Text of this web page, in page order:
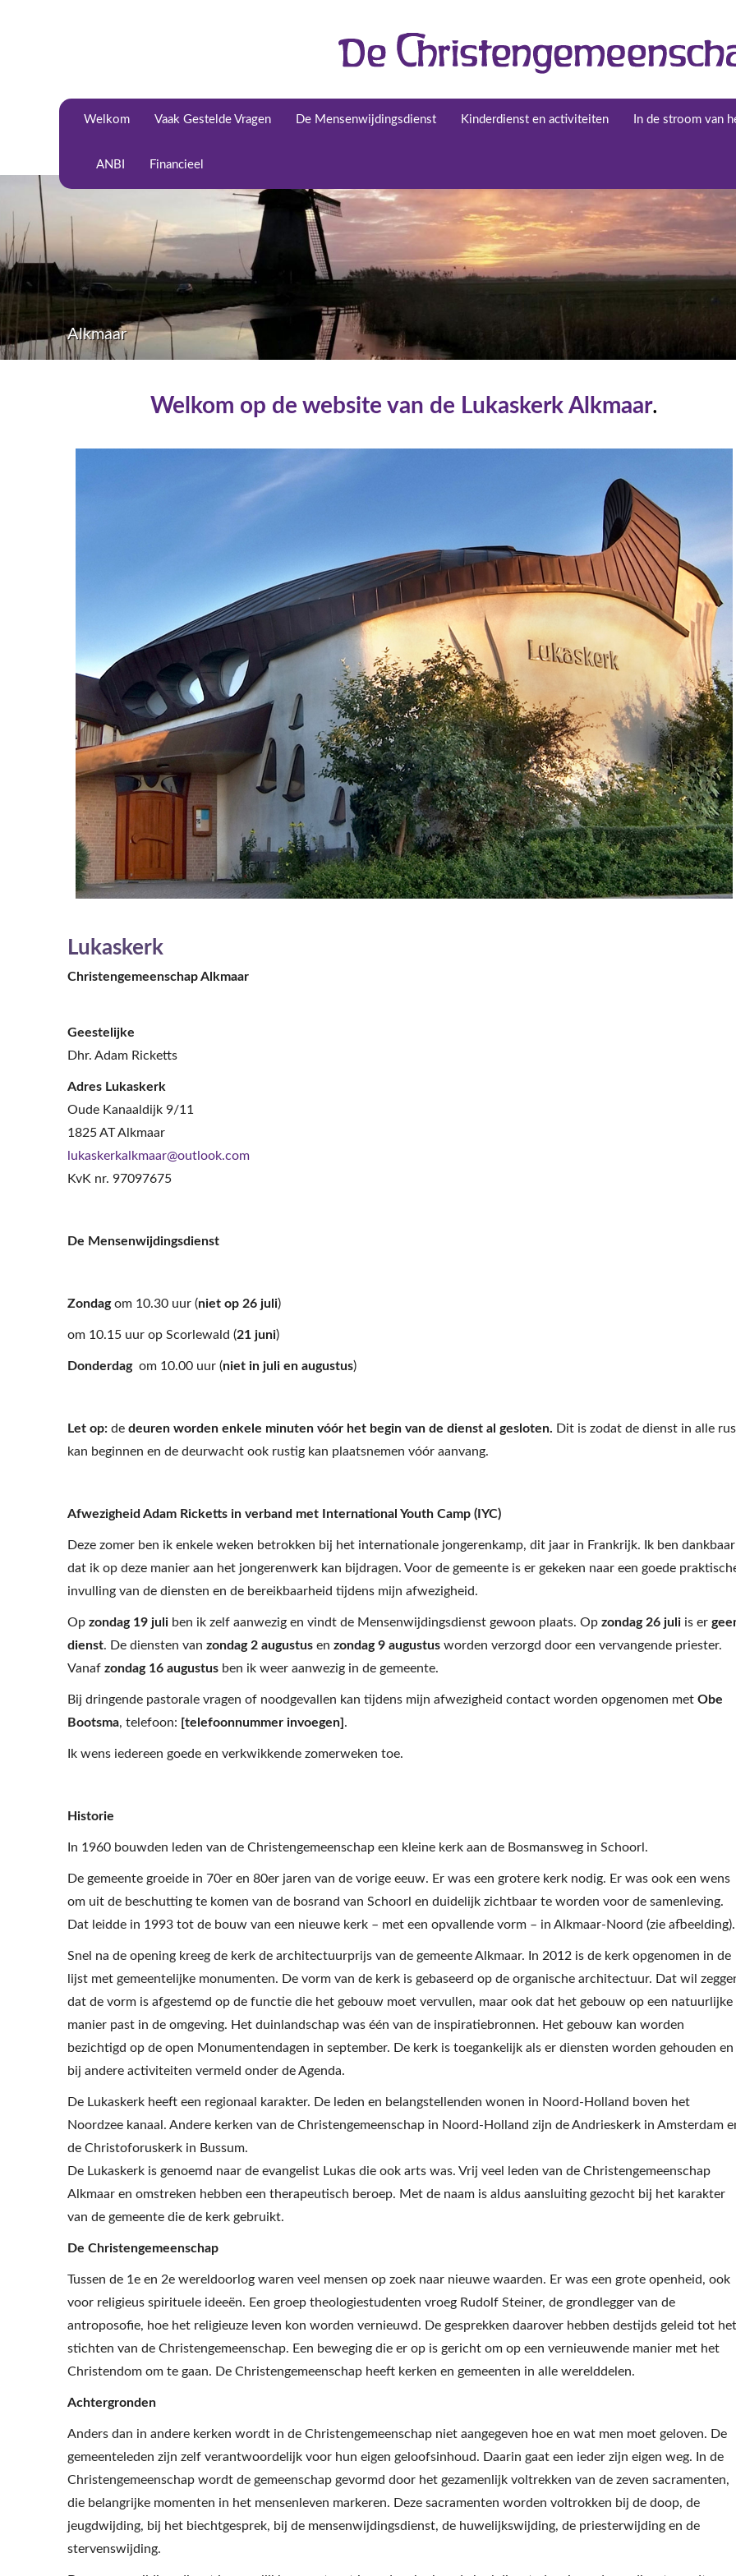
Welkom Vaak Gestelde Vragen De Mensenwijdingsdienst Kinderdienst en activiteiten In de stroom van
ANBI Financieel
Alkmaar
Welkom op de website van de Lukaskerk Alkmaar.
Lukaskerk
Christengemeenschap Alkmaar
Geestelijke
Dhr. Adam Ricketts
Adres Lukaskerk
Oude Kanaaldijk 9/11
1825 AT Alkmaar
lukaskerkalkmaar@outlook.com
KvK nr. 97097675
De Mensenwijdingsdienst
Zondag om 10.30 uur (niet op 26 juli)
om 10.15 uur op Scorlewald (21 juni)
Donderdag om 10.00 uur (niet in juli en augustus)
Let op: de deuren worden enkele minuten vóór het begin van de dienst al gesloten. Dit is zodat de dienst in alle
kan beginnen en de deurwacht ook rustig kan plaatsnemen vóór aanvang.
Afwezigheid Adam Ricketts in verband met International Youth Camp (IYC)
Deze zomer ben ik enkele weken betrokken bij het internationale jongerenkamp, dit jaar in Frankrijk. Ik ben dankbaar
dat ik op deze manier aan het jongerenwerk kan bijdragen. Voor de gemeente is er gekeken naar een goede
invulling van de diensten en de bereikbaarheid tijdens mijn afwezigheid.
Op zondag 19 juli ben ik zelf aanwezig en vindt de Mensenwijdingsdienst gewoon plaats. Op zondag 26 juli is er
dienst. De diensten van zondag 2 augustus en zondag 9 augustus worden verzorgd door een vervangende priester.
Vanaf zondag 16 augustus ben ik weer aanwezig in de gemeente.
Bij dringende pastorale vragen of noodgevallen kan tijdens mijn afwezigheid contact worden opgenomen met Obe
Bootsma, telefoon: [telefoonnummer invoegen] .
Ik wens iedereen goede en verkwikkende zomerweken toe.
Historie
In 1960 bouwden leden van de Christengemeenschap een kleine kerk aan de Bosmansweg in Schoorl.
De gemeente groeide in 70er en 80er jaren van de vorige eeuw. Er was een grotere kerk nodig. Er was ook een wens
om uit de beschutting te komen van de bosrand van Schoorl en duidelijk zichtbaar te worden voor de samenleving.
Dat leidde in 1993 tot de bouw van een nieuwe kerk – met een opvallende vorm – in Alkmaar-Noord (zie afbeelding).
Snel na de opening kreeg de kerk de architectuurprijs van de gemeente Alkmaar. In 2012 is de kerk opgenomen in de
lijst met gemeentelijke monumenten. De vorm van de kerk is gebaseerd op de organische architectuur. Dat wil
dat de vorm is afgestemd op de functie die het gebouw moet vervullen, maar ook dat het gebouw op een natuurlijke
manier past in de omgeving. Het duinlandschap was één van de inspiratiebronnen. Het gebouw kan worden
bezichtigd op de open Monumentendagen in september. De kerk is toegankelijk als er diensten worden gehouden en
bij andere activiteiten vermeld onder de Agenda.
De Lukaskerk heeft een regionaal karakter. De leden en belangstellenden wonen in Noord-Holland boven het
Noordzee kanaal. Andere kerken van de Christengemeenschap in Noord-Holland zijn de Andrieskerk in Amsterdam
de Christoforuskerk in Bussum.
De Lukaskerk is genoemd naar de evangelist Lukas die ook arts was. Vrij veel leden van de Christengemeenschap
Alkmaar en omstreken hebben een therapeutisch beroep. Met de naam is aldus aansluiting gezocht bij het karakter
van de gemeente die de kerk gebruikt.
De Christengemeenschap
Tussen de 1e en 2e wereldoorlog waren veel mensen op zoek naar nieuwe waarden. Er was een grote openheid, ook
voor religieus spirituele ideeën. Een groep theologiestudenten vroeg Rudolf Steiner, de grondlegger van de
antroposofie, hoe het religieuze leven kon worden vernieuwd. De gesprekken daarover hebben destijds geleid tot het
stichten van de Christengemeenschap. Een beweging die er op is gericht om op een vernieuwende manier met het
Christendom om te gaan. De Christengemeenschap heeft kerken en gemeenten in alle werelddelen.
Achtergronden
Anders dan in andere kerken wordt in de Christengemeenschap niet aangegeven hoe en wat men moet geloven. De
gemeenteleden zijn zelf verantwoordelijk voor hun eigen geloofsinhoud. Daarin gaat een ieder zijn eigen weg. In de
Christengemeenschap wordt de gemeenschap gevormd door het gezamenlijk voltrekken van de zeven sacramenten,
die belangrijke momenten in het mensenleven markeren. Deze sacramenten worden voltrokken bij de doop, de
jeugdwijding, bij het biechtgesprek, bij de mensenwijdingsdienst, de huwelijkswijding, de priesterwijding en de
stervenswijding.